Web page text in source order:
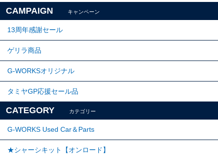
CAMPAIGN キャンペーン
13周年感謝セール
ゲリラ商品
G-WORKSオリジナル
タミヤGP応援セール品
CATEGORY カテゴリー
G-WORKS Used Car＆Parts
★シャーシキット【オンロード】